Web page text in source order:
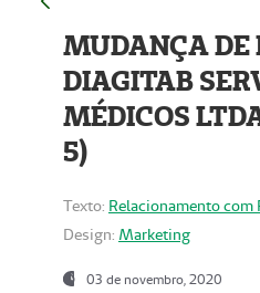
MUDANÇA DE
DIAGITAB
MÉDICOS
5)
Texto: Relacionamento com
Design: Marketing
03 de novembro, 2020